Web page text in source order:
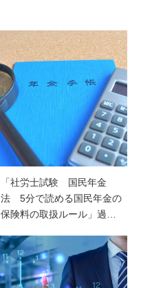
「社労士試験 国民年金
法 5分で読める国民年金の
保険料の取扱ルール」過…